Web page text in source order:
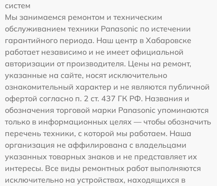
систем
Мы занимаемся ремонтом и техническим
обслуживанием техники Panasonic по истечении
гарантийного периода. Наш центр в Хабаровске
работает независимо и не имеет официальной
авторизации от производителя. Цены на ремонт,
указанные на сайте, носят исключительно
ознакомительный характер и не являются публичной
офертой согласно п. 2 ст. 437 ГК РФ. Названия и
обозначения торговой марки Panasonic упоминаются
только в информационных целях — чтобы обозначить
перечень техники, с которой мы работаем. Наша
организация не аффилирована с владельцами
указанных товарных знаков и не представляет их
интересы. Все виды ремонтных работ выполняются
исключительно на устройствах, находящихся в